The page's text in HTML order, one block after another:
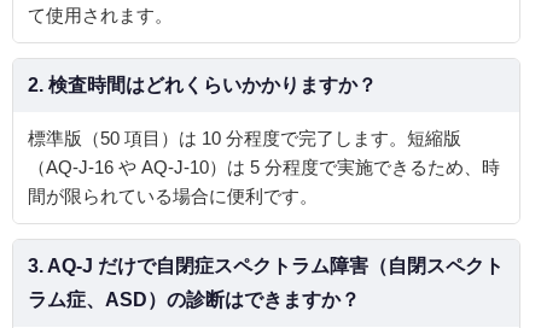
て使用されます。
2. 検査時間はどれくらいかかりますか？
標準版（50 項目）は 10 分程度で完了します。短縮版
（AQ‑J‑16 や AQ‑J‑10）は 5 分程度で実施できるため、時
間が限られている場合に便利です。
3. AQ‑J だけで自閉症スペクトラム障害 （自閉スペクト
ラム症、ASD）の診断はできますか？